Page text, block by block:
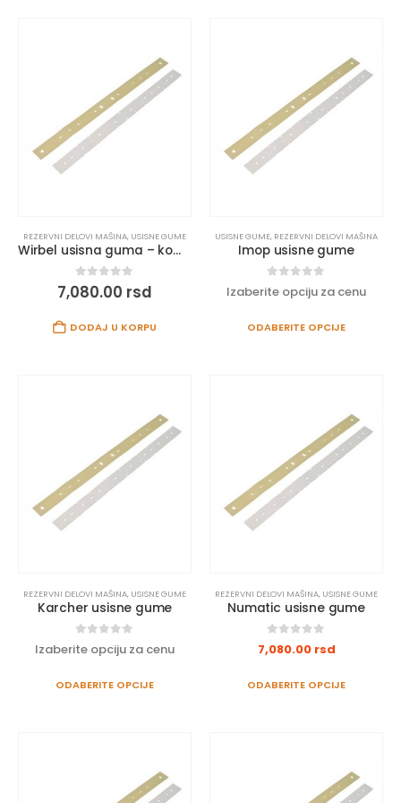
REZERVNI DELOVI MAŠINA, USISNE GUME
Wirbel usisna guma – komplet
0out of 5
7,080.00 rsd
DODAJ U KORPU
USISNE GUME, REZERVNI DELOVI MAŠINA
Imop usisne gume
0 out of 5
Izaberite opciju za cenu
ODABERITE OPCIJE
REZERVNI DELOVI MAŠINA, USISNE GUME
Karcher usisne gume
Izaberite opciju za cenu
ODABERITE OPCIJE
REZERVNI DELOVI MAŠINA, USISNE GUME
Numatic usisne gume
7,080.00 rsd
ODABERITE OPCIJE